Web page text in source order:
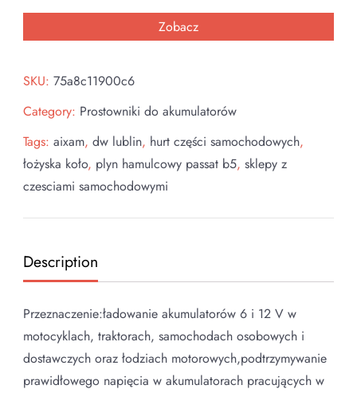
Zobacz
SKU: 75a8c11900c6
Category: Prostowniki do akumulatorów
Tags: aixam, dw lublin, hurt części samochodowych,
łożyska koło, plyn hamulcowy passat b5, sklepy z
czesciami samochodowymi
Description
Przeznaczenie:ładowanie akumulatorów 6 i 12 V w
motocyklach, traktorach, samochodach osobowych i
dostawczych oraz łodziach motorowych,podtrzymywanie
prawidłowego napięcia w akumulatorach pracujących w